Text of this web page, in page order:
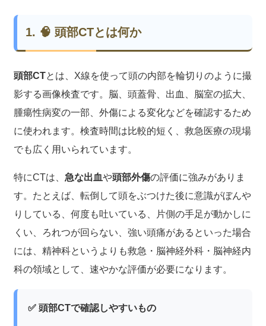
1. 🧠 頭部CTとは何か
頭部CTとは、X線を使って頭の内部を輪切りのように撮
影する画像検査です。脳、頭蓋骨、出血、脳室の拡大、
腫瘍性病変の一部、外傷による変化などを確認するため
に使われます。検査時間は比較的短く、救急医療の現場
でも広く用いられています。
特にCTは、急な出血や頭部外傷の評価に強みがありま
す。たとえば、転倒して頭をぶつけた後に意識がぼんや
りしている、何度も吐いている、片側の手足が動かしに
くい、ろれつが回らない、強い頭痛があるといった場合
には、精神科というよりも救急・脳神経外科・脳神経内
科の領域として、速やかな評価が必要になります。
✅ 頭部CTで確認しやすいもの